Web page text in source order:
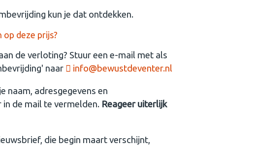
kun je dat ontdekken.
op deze prijs?
de verloting? Stuur een e-mail met als
naar
info@bewustdeventer.nl
naam, adresgegevens en
de mail te vermelden. Reageer uiterlijk
die begin maart verschijnt,